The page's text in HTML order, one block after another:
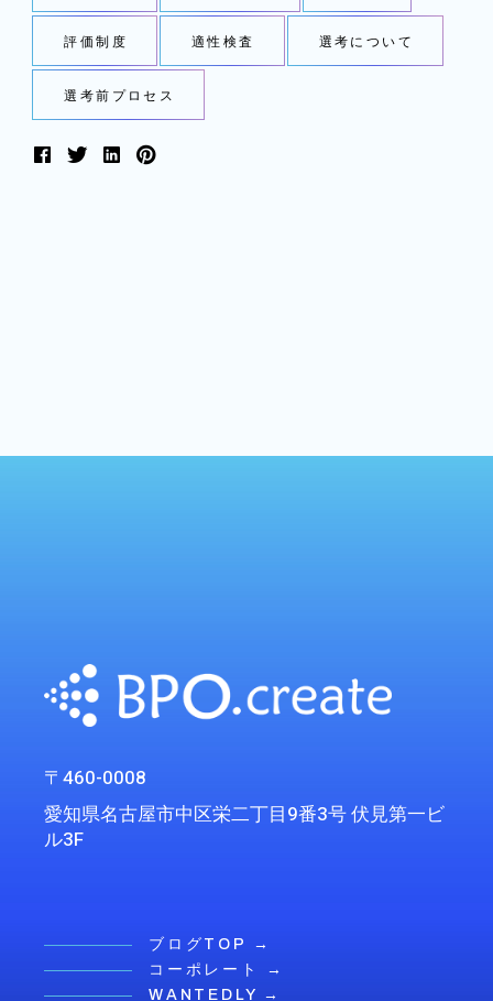
評価制度 適性検査 選考について
選考前プロセス
〒460-0008
愛知県名古屋市中区栄二丁目9番3号 伏見第一ビ
ル3F
ブログTOP →
コーポレート →
WANTEDLY →